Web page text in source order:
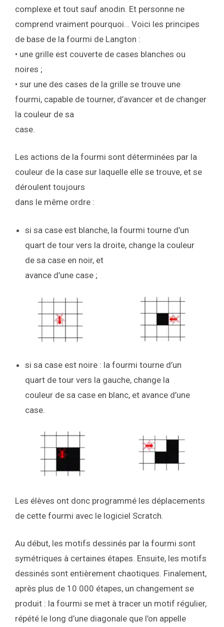
complexe et tout sauf anodin. Et personne ne
comprend vraiment pourquoi… Voici les principes
de base de la fourmi de Langton :
• une grille est couverte de cases blanches ou
noires ;
• sur une des cases de la grille se trouve une
fourmi, capable de tourner, d’avancer et de changer
la couleur de sa
case.
Les actions de la fourmi sont déterminées par la
couleur de la case sur laquelle elle se trouve, et se
déroulent toujours
dans le même ordre :
si sa case est blanche, la fourmi tourne d’un
quart de tour vers la droite, change la couleur
de sa case en noir, et
avance d’une case ;
si sa case est noire : la fourmi tourne d’un
quart de tour vers la gauche, change la
couleur de sa case en blanc, et avance d’une
case.
Les élèves ont donc programmé les déplacements
de cette fourmi avec le logiciel Scratch.
Au début, les motifs dessinés par la fourmi sont
symétriques à certaines étapes. Ensuite, les motifs
dessinés sont entièrement chaotiques. Finalement,
après plus de 10 000 étapes, un changement se
produit : la fourmi se met à tracer un motif régulier,
répété le long d’une diagonale que l’on appelle